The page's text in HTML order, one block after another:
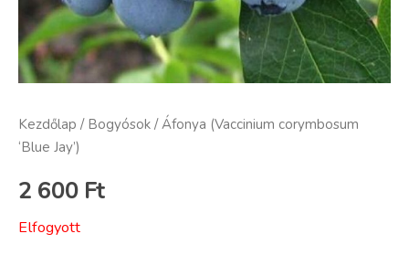
Kezdőlap / Bogyósok / Áfonya (Vaccinium corymbosum
‘Blue Jay’)
2 600 Ft
Elfogyott